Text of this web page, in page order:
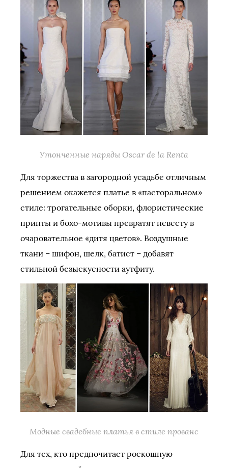
Утонченные наряды Oscar de la Renta
Для торжества в загородной усадьбе отличным
решением окажется платье в «пасторальном»
стиле: трогательные оборки, флористические
принты и бохо-мотивы превратят невесту в
очаровательное «дитя цветов». Воздушные
ткани – шифон, шелк, батист – добавят
стильной безыскусности аутфиту.
Модные свадебные платья в стиле прованс
Для тех, кто предпочитает роскошную